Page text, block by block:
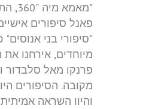
"מאמא
פאנל סיפורים
"סיפורי בני אנוסים"
מיוחדים, אירחנו את
פרנקו מאל סלבדור
מקובה. הסיפורים
והיוו השראה